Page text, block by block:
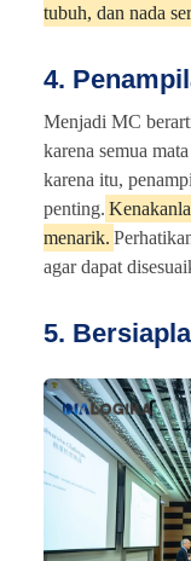
tubuh, dan nada
4.
Menjadi MC
karena semua
karena itu,
penting.
menarik.
agar dapat
5.